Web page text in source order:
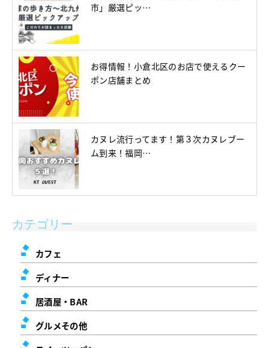
市」厳選ピッ…
お得情報！小倉北区のお店で使えるクー
ポン店舗まとめ
カヌレ流行ってます！第３次カヌレブー
ム到来！福岡…
カテゴリー
カフェ
ディナー
居酒屋・BAR
グルメその他